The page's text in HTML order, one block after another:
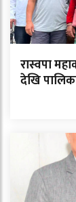
रास्वपा
देखि